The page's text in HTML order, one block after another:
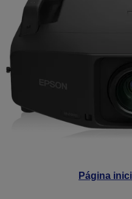
Página